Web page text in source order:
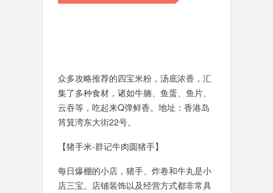
众多攻略推荐的四宝米粉，汤底浓香，汇
集了多种食材，诸如牛腩、鱼蛋、鱼片、
云吞等，吃起来Q弹鲜香。地址：香港岛
筲箕湾东大街22号。
【猪手米-群记牛肉圆猪手】
每日爆棚的小店，猪手、炸卷和牛丸是小
店三宝。店铺装饰以及经营方式都非常具